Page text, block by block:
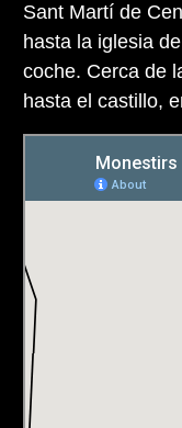
Sant Martí de
hasta la iglesia
coche. Cerca de
hasta el castillo,